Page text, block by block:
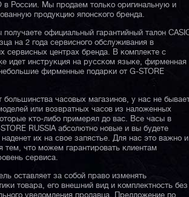
в России. Мы продаем только оригинальную и
продукцию японского бренда.
официальный гарантийный талон
на 2 года сервисного обслуживания в
сервисных центрах бренда. В комплекте с
идет инструкция на русском языке, фирменная
фирменные подарки от G-STORE
большинства часовых магазинов, у нас не
или возвратных часов из наложенных
кто-либо примерял до вас. Все часы в
RUSSIA абсолютно новые и вы будете
их на свое запястье. Для нас это важно и
тем, что можем гарантировать клиентам
сервиса.
оставляет за собой право изменять
товара, его внешний вид и комплектность без